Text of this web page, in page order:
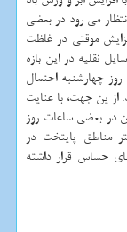
می رود در بعضی
بیست و ششمین روز از تابستان ۹۸ افزایش موقتی در غلظت
نقلیه در این بازه
چهارشنبه احتمال
از ین جهت، با عنایت
در بعضی ساعات روز
مناطق پایتخت در
حساس قرار داشته